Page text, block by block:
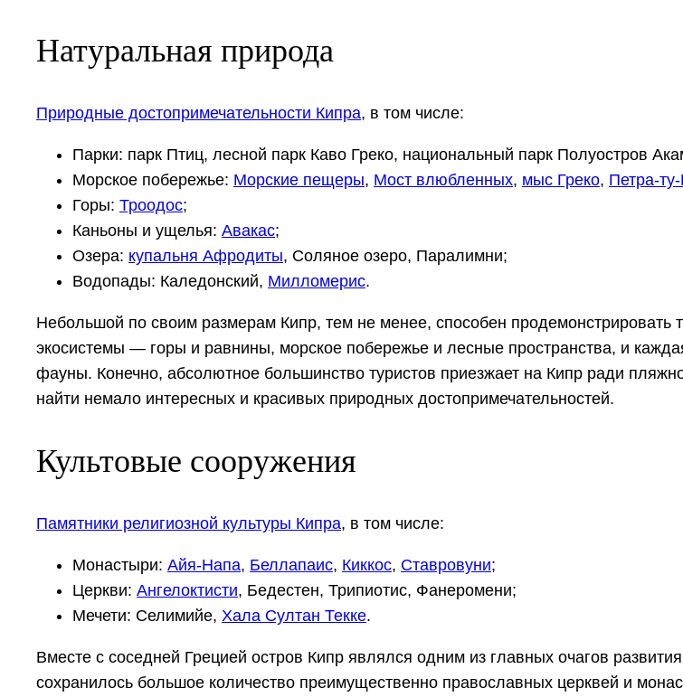
Натуральная природа
Природные достопримечательности Кипра, в том числе:
Парки: парк Птиц, лесной парк Каво Греко, национальный парк Полуостров
Морское побережье: Морские пещеры, Мост влюбленных, мыс Греко, Петра-
Горы: Троодос;
Каньоны и ущелья: Авакас;
Озера: купальня Афродиты, Соляное озеро, Паралимни;
Водопады: Каледонский, Милломерис.
Небольшой по своим размерам Кипр, тем не менее, способен
экосистемы — горы и равнины, морское побережье и лесные пространства, и
фауны. Конечно, абсолютное большинство туристов приезжает на Кипр ради
найти немало интересных и красивых природных достопримечательностей.
Культовые сооружения
Памятники религиозной культуры Кипра, в том числе:
Монастыри: Айя-Напа, Беллапаис, Киккос, Ставровуни;
Церкви: Ангелоктисти, Бедестен, Трипиотис, Фанеромени;
Мечети: Селимийе, Хала Султан Текке.
Вместе с соседней Грецией остров Кипр являлся одним из главных очагов
сохранилось большое количество преимущественно православных церквей и